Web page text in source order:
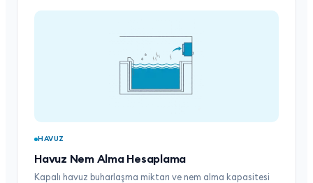
HAVUZ
Havuz Nem Alma Hesaplama
Kapalı havuz buharlaşma miktarı ve nem alma kapasitesi